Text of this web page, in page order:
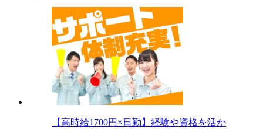
【高時給1700円×日勤】経験や資格を活か